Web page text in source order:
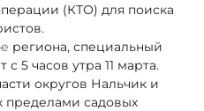
(КТО) для поиска
региона, специальный
с 5 часов утра 11 марта.
округов Нальчик и
пределами садовых